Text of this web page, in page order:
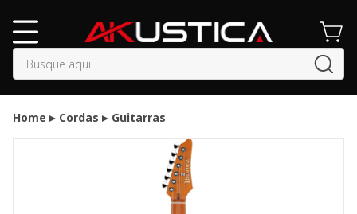
buscar
Home Cordas Guitarras